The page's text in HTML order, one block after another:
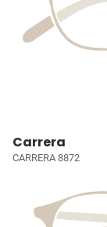
Carrera
CARRERA 8872